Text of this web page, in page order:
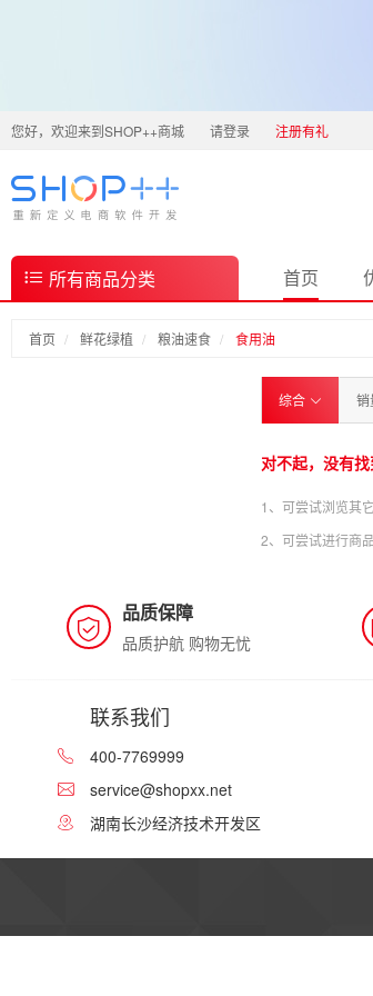
您好，欢迎来到SHOP++商城 请登录 注册有礼
所有商品分类 首页
首页 鲜花绿植 粮油速食 食用油
综合 销
对不起，没有
1、可尝试浏览其
2、可尝试进行商
品质保障
品质护航 购物无忧
联系我们
400-7769999
service@shopxx.net
湖南长沙经济技术开发区